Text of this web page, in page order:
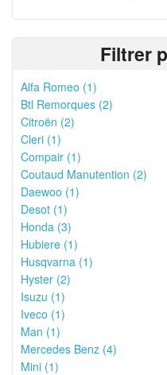
Filtrer
Alfa Romeo (1)
Btl Remorques (2)
Citroën (2)
Cleri (1)
Compair (1)
Coutaud Manutention (2)
Daewoo (1)
Desot (1)
Honda (3)
Hubiere (1)
Husqvarna (1)
Hyster (2)
Isuzu (1)
Iveco (1)
Man (1)
Mercedes Benz (4)
Mini (1)